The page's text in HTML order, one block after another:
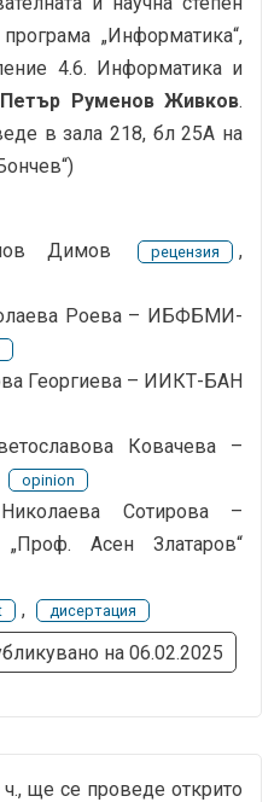
„Информатика“,
4.6. Информатика и
Петър Руменов Живков.
в зала 218, бл 25А на
Димов
рецензия ,
Роева – ИБФБМИ-
Георгиева – ИИКТ-БАН
Ковачева –
opinion
Сотирова –
„Проф. Асен Златаров“
, дисертация
на 06.02.2025
ч., ще се проведе открито